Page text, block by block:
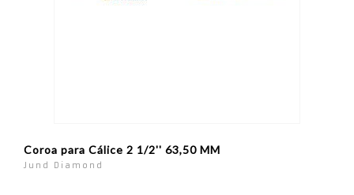
Coroa para Cálice 2 1/2'' 63,50 MM
Jund Diamond